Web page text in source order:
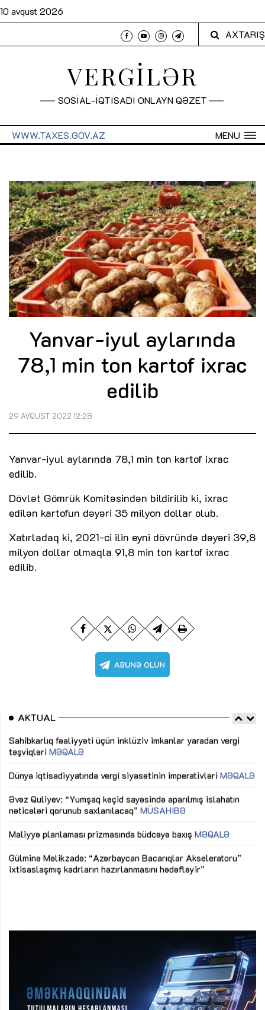
10 avqust 2026
AXTARIŞ
VERGİLƏR
SOSİAL-İQTİSADİ ONLAYN QƏZET
MENU
WWW.TAXES.GOV.AZ
Yanvar-iyul aylarında
78,1 min ton kartof ixrac
edilib
29 AVQUST 2022 12:28
Yanvar-iyul aylarında 78,1 min ton kartof ixrac
edilib.
Dövlət Gömrük Komitəsindən bildirilib ki, ixrac
edilən kartofun dəyəri 35 milyon dollar olub.
Xatırladaq ki, 2021-ci ilin eyni dövründə dəyəri 39,8
milyon dollar olmaqla 91,8 min ton kartof ixrac
edilib.
AKTUAL
Sahibkarlıq fəaliyyəti üçün inklüziv imkanlar yaradan vergi
təşviqləri MƏQALƏ
Dünya iqtisadiyyatında vergi siyasətinin imperativləri MƏQALƏ
Əvəz Quliyev: “Yumşaq keçid sayəsində aparılmış islahatın
nəticələri qorunub saxlanılacaq” MÜSAHİBƏ
Maliyyə planlaması prizmasında büdcəyə baxış MƏQALƏ
Gülminə Məlikzadə: “Azərbaycan Bacarıqlar Akseleratoru”
ixtisaslaşmış kadrların hazırlanmasını hədəfləyir”